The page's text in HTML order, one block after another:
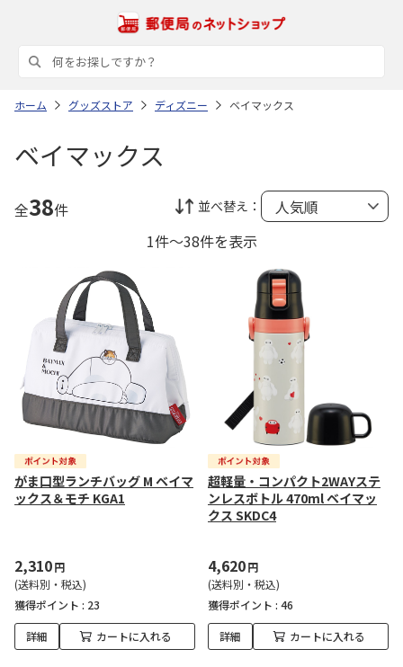
ホーム グッズストア ディズニー ベイマックス
ベイマックス
全38件 並べ替え：
1件～38件を表示
がま口型ランチバッグ M ベイマ
ックス＆モチ KGA1
2,310円
(送料別・税込)
獲得ポイント : 23
詳細 カートに入れる
超軽量・コンパクト2WAYステ
ンレスボトル 470ml ベイマッ
クス SKDC4
4,620円
(送料別・税込)
獲得ポイント : 46
詳細 カートに入れる